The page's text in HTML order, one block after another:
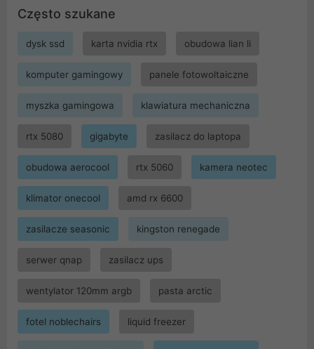
Często szukane
dysk ssd karta nvidia rtx obudowa lian li
komputer gamingowy panele fotowoltaiczne
myszka gamingowa klawiatura mechaniczna
rtx 5080 gigabyte zasilacz do laptopa
obudowa aerocool rtx 5060 kamera neotec
klimator onecool amd rx 6600
zasilacze seasonic kingston renegade
serwer qnap zasilacz ups
wentylator 120mm argb pasta arctic
fotel noblechairs liquid freezer